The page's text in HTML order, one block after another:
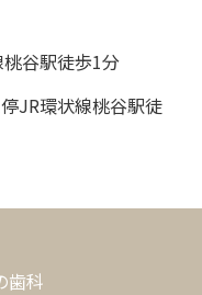
谷駅徒歩1分
JR環状線桃谷駅徒
歯科